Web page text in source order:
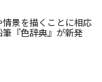
景を描くことに相応
『色辞典』が新発